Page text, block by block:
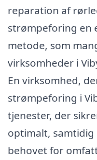
reparation af
strømpeforing en
metode, som
virksomheder i
En virksomhed,
strømpeforing i
tjenester, der
optimalt,
behovet for